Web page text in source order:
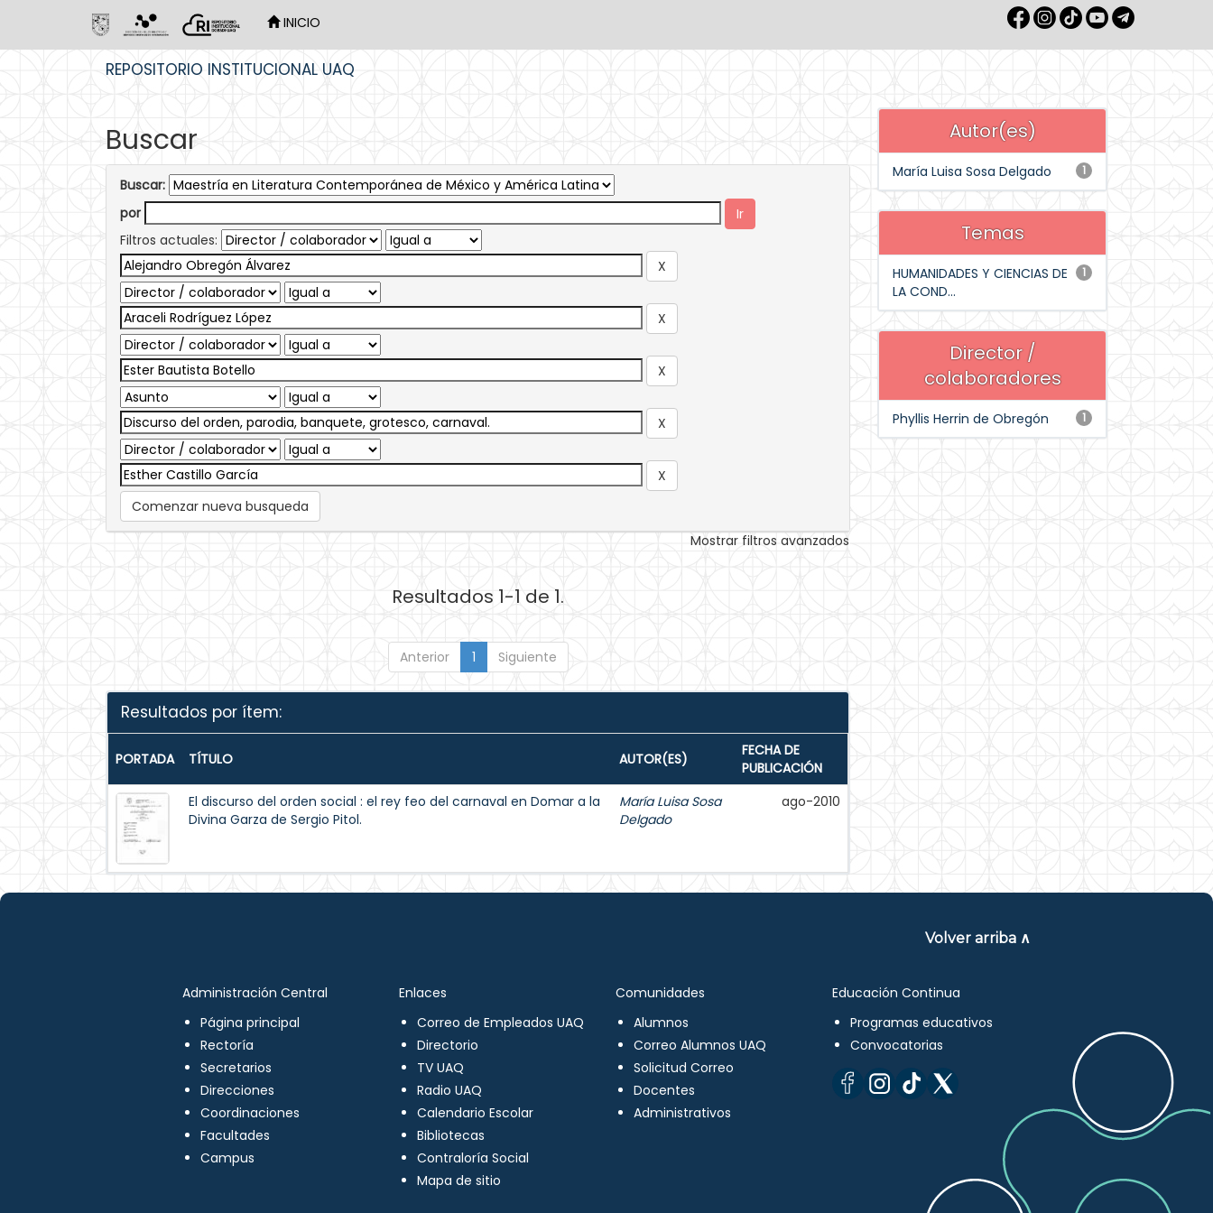
INICIO
REPOSITORIO INSTITUCIONAL UAQ
Buscar
Buscar:
por
Filtros actuales:
Comenzar nueva busqueda
Mostrar filtros avanzados
Resultados 1-1 de 1.
Anterior 1 Siguiente
Resultados por ítem:
PORTADA TÍTULO AUTOR(ES)
FECHA DE
PUBLICACIÓN
El discurso del orden social : el rey feo del carnaval en Domar a la
Divina Garza de Sergio Pitol.
María Luisa Sosa
Delgado
ago-2010
Autor(es)
1
María Luisa Sosa Delgado
Temas
1
HUMANIDADES Y CIENCIAS DE
LA COND...
Director /
colaboradores
1
Phyllis Herrin de Obregón
Volver arriba ∧
Administración Central
Página principal
Rectoría
Secretarios
Direcciones
Coordinaciones
Facultades
Campus
Enlaces
Correo de Empleados UAQ
Directorio
TV UAQ
Radio UAQ
Calendario Escolar
Bibliotecas
Contraloría Social
Mapa de sitio
Comunidades
Alumnos
Correo Alumnos UAQ
Solicitud Correo
Docentes
Administrativos
Educación Continua
Programas educativos
Convocatorias